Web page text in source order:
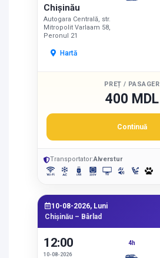
Chișinău
Autogara Centrală, str.
Mitropolit Varlaam 58,
Peronul 21
Hartă
PREȚ / PASAGER
400 MDL
Continuă
Transportator:Alverstur
10-08-2026, Luni
Chișinău – Bârlad
12:00
10-08-2026
4h